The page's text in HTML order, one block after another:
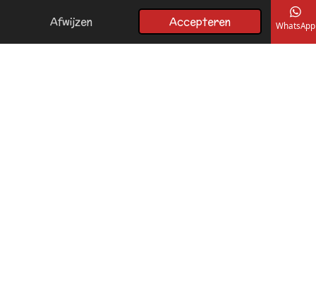
Afwijzen Accepteren
E-mailadres Telefoonnummer Kaart Facebook WhatsApp